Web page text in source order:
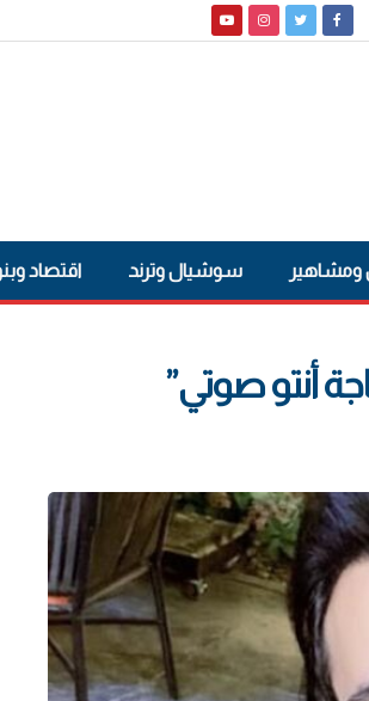
ومشاهير سوشيال وترند اقتصاد
أنتو صوتي”